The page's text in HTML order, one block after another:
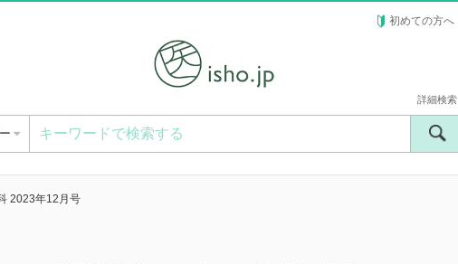
初めての方へ
詳細検索
2023年12月号